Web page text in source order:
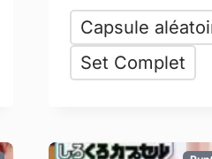
Capsule
Set Complet